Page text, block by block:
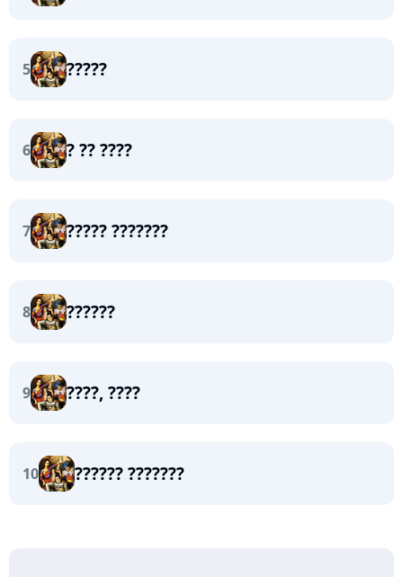
5 ?????
6 ? ?? ????
7 ????? ???????
8 ??????
9 ????, ????
10 ?????? ???????